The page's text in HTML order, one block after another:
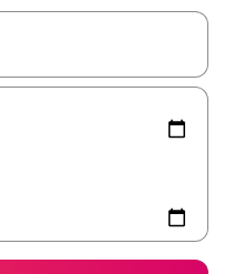
utilisez les flèches vers le